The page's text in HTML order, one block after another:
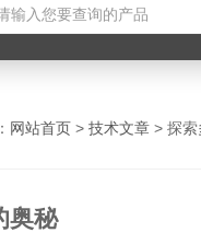
网站首页 > 技术文章 > 探
奥秘